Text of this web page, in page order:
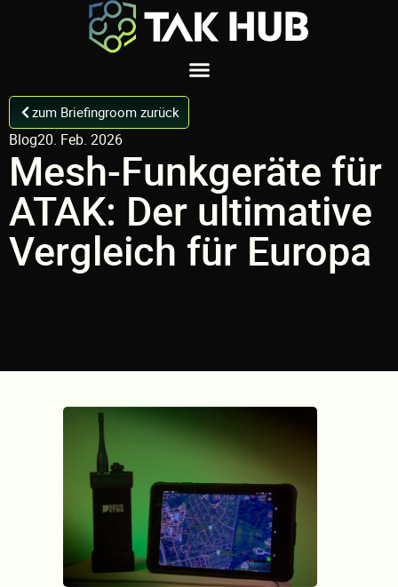
zum Briefingroom zurück
Blog20. Feb. 2026
Mesh-Funkgeräte für
ATAK: Der ultimative
Vergleich für Europa